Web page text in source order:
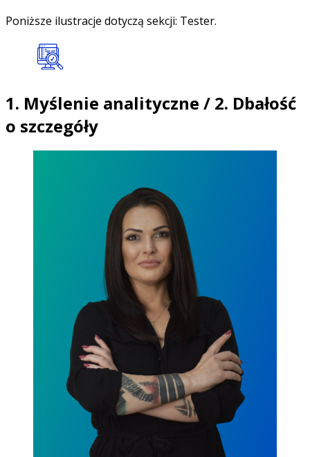
Poniższe ilustracje dotyczą sekcji: Tester.
1. Myślenie analityczne / 2. Dbałość
o szczegóły